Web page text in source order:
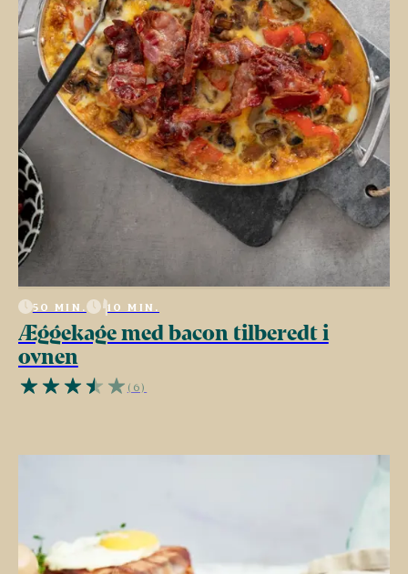
50 MIN. 10 MIN.
Æggekage med bacon tilberedt i
ovnen
(6)